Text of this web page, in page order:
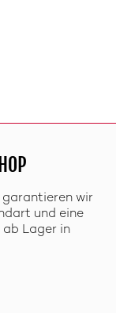
garantieren wir
und eine
Lager in